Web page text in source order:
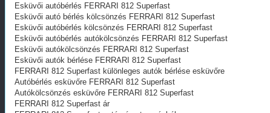
Esküvői autóbérlés FERRARI 812 Superfast
Esküvői autó bérlés kölcsönzés FERRARI 812 Superfast
Esküvői autóbérlés kölcsönzés FERRARI 812 Superfast
Esküvői autóbérlés autókölcsönzés FERRARI 812 Superfast
Esküvői autókölcsönzés FERRARI 812 Superfast
Esküvői autók bérlése FERRARI 812 Superfast
FERRARI 812 Superfast különleges autók bérlése esküvőre
Autóbérlés esküvőre FERRARI 812 Superfast
Autókölcsönzés esküvőre FERRARI 812 Superfast
FERRARI 812 Superfast ár